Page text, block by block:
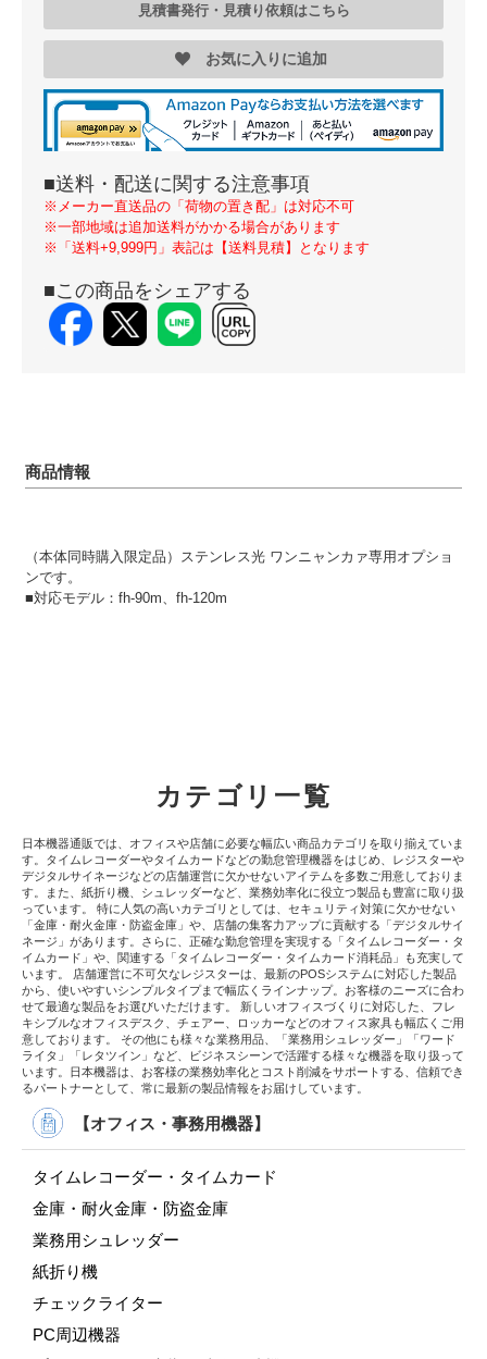
見積書発行・見積り依頼はこちら
お気に入りに追加
■送料・配送に関する注意事項
※メーカー直送品の「荷物の置き配」は対応不可
※一部地域は追加送料がかかる場合があります
※「送料+9,999円」表記は【送料見積】となります
■この商品をシェアする
商品情報
（本体同時購入限定品）ステンレス光 ワンニャンカァ専用オプショ
ンです。
■対応モデル：fh-90m、fh-120m
カテゴリ一覧
日本機器通販では、オフィスや店舗に必要な幅広い商品カテゴリを取り揃えていま
す。タイムレコーダーやタイムカードなどの勤怠管理機器をはじめ、レジスターや
デジタルサイネージなどの店舗運営に欠かせないアイテムを多数ご用意しておりま
す。また、紙折り機、シュレッダーなど、業務効率化に役立つ製品も豊富に取り扱
っています。 特に人気の高いカテゴリとしては、セキュリティ対策に欠かせない
「金庫・耐火金庫・防盗金庫」や、店舗の集客力アップに貢献する「デジタルサイ
ネージ」があります。さらに、正確な勤怠管理を実現する「タイムレコーダー・タ
イムカード」や、関連する「タイムレコーダー・タイムカード消耗品」も充実して
います。 店舗運営に不可欠なレジスターは、最新のPOSシステムに対応した製品
から、使いやすいシンプルタイプまで幅広くラインナップ。お客様のニーズに合わ
せて最適な製品をお選びいただけます。 新しいオフィスづくりに対応した、フレ
キシブルなオフィスデスク、チェアー、ロッカーなどのオフィス家具も幅広くご用
意しております。 その他にも様々な業務用品、「業務用シュレッダー」「ワード
ライタ」「レタツイン」など、ビジネスシーンで活躍する様々な機器を取り扱って
います。日本機器は、お客様の業務効率化とコスト削減をサポートする、信頼でき
るパートナーとして、常に最新の製品情報をお届けしています。
【オフィス・事務用機器】
タイムレコーダー・タイムカード
金庫・耐火金庫・防盗金庫
業務用シュレッダー
紙折り機
チェックライター
PC周辺機器